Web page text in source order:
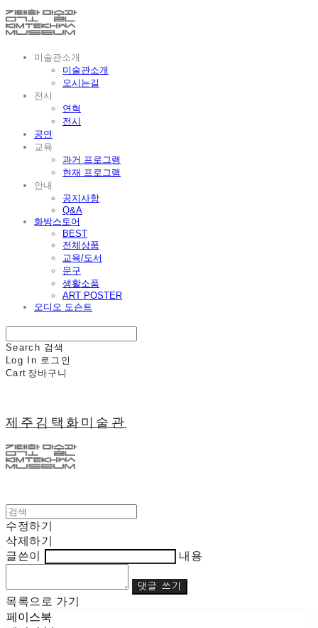
미술관소개
미술관소개
오시는길
전시
연혁
전시
공연
교육
과거 프로그램
현재 프로그램
안내
공지사항
Q&A
화방스토어
BEST
전체상품
교육/도서
문구
생활소품
ART POSTER
오디오 도슨트
Search 검색
Log In 로그인
Cart 장바구니
제주김택화미술관
수정하기
삭제하기
글쓴이
내용
댓글 쓰기
목록으로 가기
페이스북